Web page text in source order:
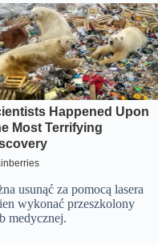
usunąć za pomocą lasera
wykonać przeszkolony
medycznej.